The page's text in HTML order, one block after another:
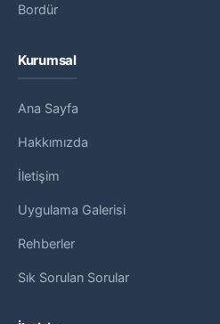
Bordür
Kurumsal
Ana Sayfa
Hakkımızda
İletişim
Uygulama Galerisi
Rehberler
Sık Sorulan Sorular